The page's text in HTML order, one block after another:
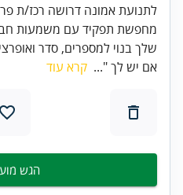
לתנועת אמונה דרושה רכז/ת
מחפשת תפקיד עם משמעות
שלך בנוי למספרים, סדר
אם יש לך "... קרא עוד
הגש